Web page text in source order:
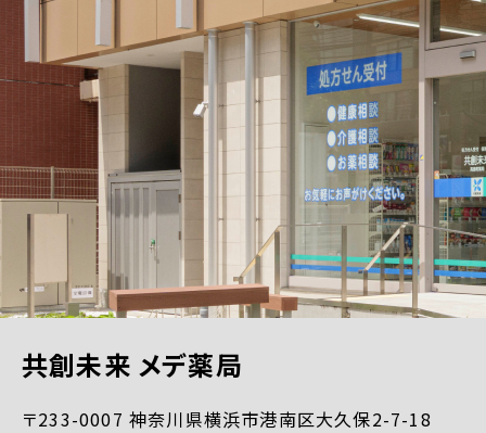
共創未来 メデ薬局
〒233-0007 神奈川県横浜市港南区大久保2-7-18